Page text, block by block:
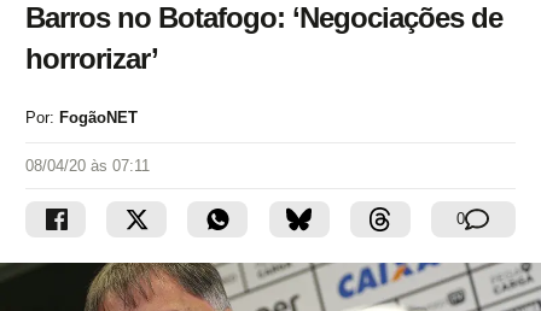
Barros no Botafogo: ‘Negociações de
horrorizar’
Por: FogãoNET
08/04/20 às 07:11
0